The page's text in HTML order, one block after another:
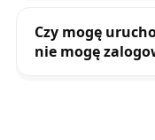
Czy mogę
nie mogę